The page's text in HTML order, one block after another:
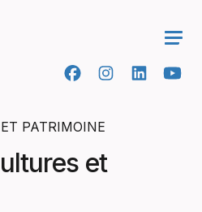
PATRIMOINE
et